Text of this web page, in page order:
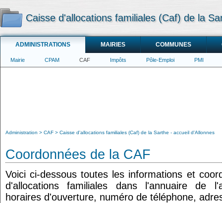
Caisse d'allocations familiales (Caf) de la
ADMINISTRATIONS MAIRIES COMMUNES
Mairie CPAM CAF Impôts Pôle-Emploi PMI
Administration CAF Caisse d'allocations familiales (Caf) de la Sarthe - accueil d'Allonnes
Coordonnées de la CAF
Voici ci-dessous toutes les informations et
d'allocations familiales dans l'annuaire de
horaires d'ouverture, numéro de téléphone,